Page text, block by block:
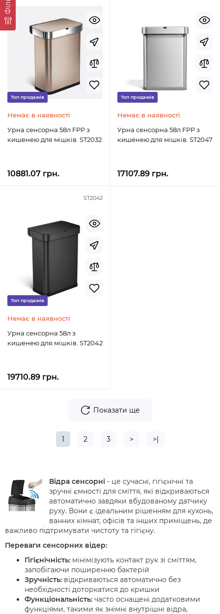
Топ продажів
Немає в наявності
Урна сенсорна 58л FPP з
кишенею для мішків. ST2032
10881.07 грн.
Топ продажів
Немає в наявності
Урна сенсорна 58л FPP з
кишенею для мішків. ST2047
17107.89 грн.
ST2042
Топ продажів
Немає в наявності
Урна сенсорна 58л з
кишенею для мішків. ST2042
19710.89 грн.
Показати ще
1 2 3 > >|
Відра сенсорні - це сучасні, гігієнічні та
зручні ємності для сміття, які відкриваються
автоматично завдяки вбудованому датчику
руху. Вони є ідеальним рішенням для кухонь,
ванних кімнат, офісів та інших приміщень, де
важливо підтримувати чистоту та гігієну.
Переваги сенсорних відер:
Гігієнічність: мінімізують контакт рук зі сміттям,
запобігаючи поширенню бактерій
Зручність: відкриваються автоматично без
необхідності доторкатися до кришки
Функціональність: часто оснащені додатковими
функціями, такими як знімні внутрішні відра,